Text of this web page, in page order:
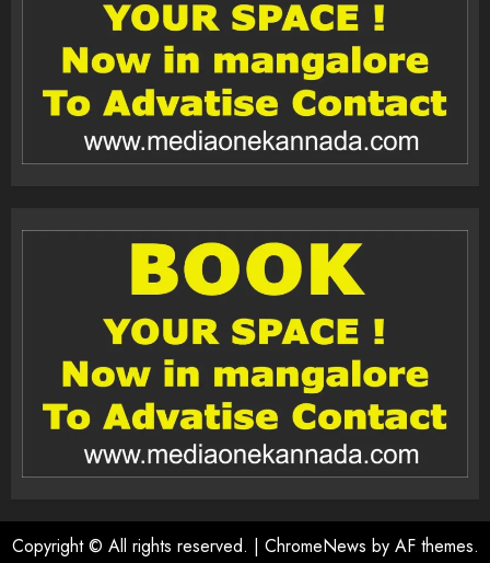
Copyright © All rights reserved. | ChromeNews by AF themes.